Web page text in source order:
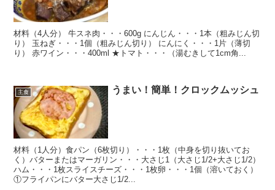
材料（4人分） 牛スネ肉・・・600g にんじん・・・1本（粗みじん切
り） 玉ねぎ・・・1個（粗みじん切り） にんにく・・・1片（薄切
り） 赤ワイン・・・400ml ★トマト・・・（湯むきして1cm角...
主食 うまい！簡単！クロックムッシュ
材料（1人分）食パン（6枚切り）・・・1枚（中身を切り抜いてお
く）バターまたはマーガリン・・・大さじ1（大さじ1/2+大さじ1/2）
ハム・・・1枚スライスチーズ・・・1枚卵・・・1個（溶いておく）
①フライパンにバター大さじ1/2...